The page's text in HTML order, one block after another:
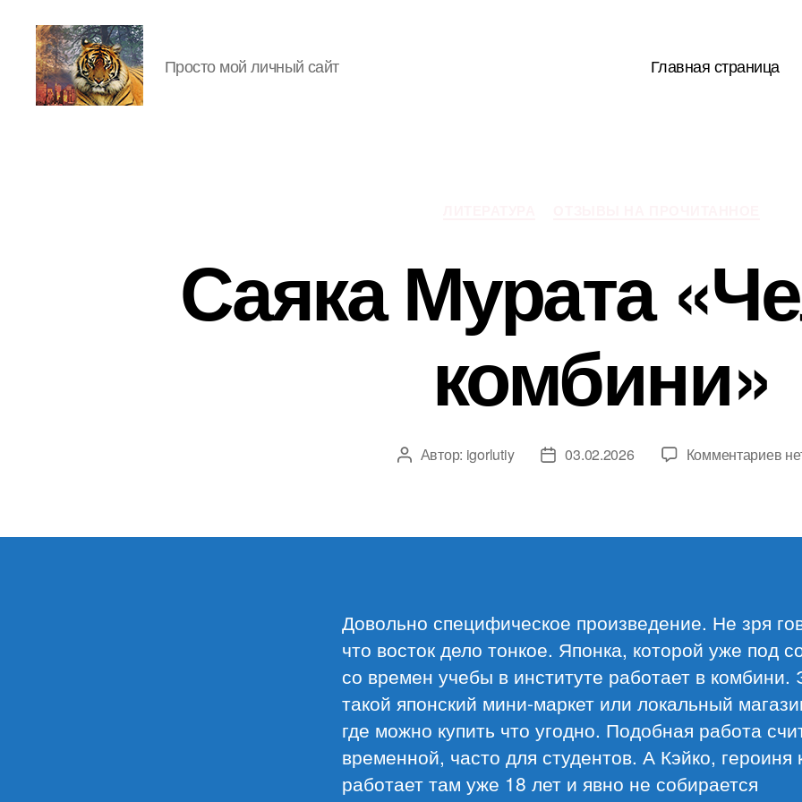
Просто мой личный сайт Главная страница
Саяка Мурата
комбини»
Автор
Автор: igorlutiy
Дата03.02.2026 Комментариевк
Довольно специфическое произведение. Не зря
что восток дело тонкое. Японка, которой уже под
со времен учебы в институте работает в комбини.
такой японский мини-маркет или локальный
где можно купить что угодно. Подобная работа
временной, часто для студентов. А Кэйко, героиня
работает там уже 18 лет и явно не собирается